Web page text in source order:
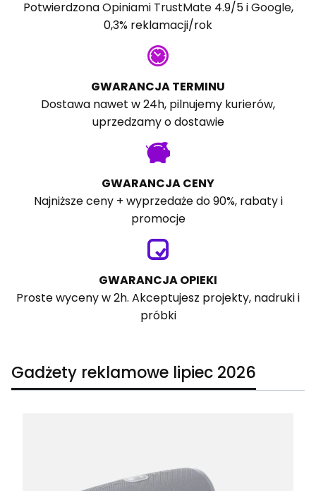
PotwierdzonaOpiniami TrustMate4.9/5 iGoogle,
0,3% reklamacji/rok
GWARANCJA TERMINU
Dostawa nawet w 24h, pilnujemy kurierów,
uprzedzamy o dostawie
GWARANCJA CENY
Najniższe ceny + wyprzedaże do 90%, rabaty i
promocje
GWARANCJA OPIEKI
Proste wyceny w 2h. Akceptujesz projekty, nadruki i
próbki
Gadżety reklamowe lipiec 2026